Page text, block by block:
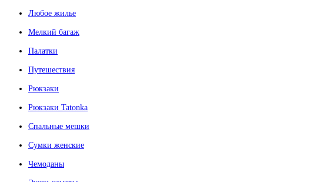
Любое жилье
Мелкий багаж
Палатки
Путешествия
Рюкзаки
Рюкзаки Tatonka
Спальные мешки
Сумки женские
Чемоданы